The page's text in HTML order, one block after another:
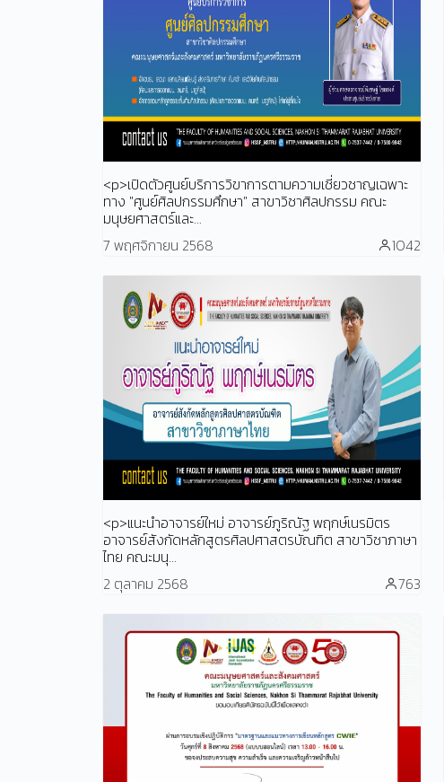
<p>เปิดตัวศูนย์บริการวิขาการตามความเชี่ยวชาญเฉพาะ
ทาง "ศูนย์ศิลปกรรมศึกษา" สาขาวิชาศิลปกรรม คณะ
มนุษยศาสตร์และ...
7 พฤศจิกายน 2568
1042
<p>แนะนำอาจารย์ใหม่ อาจารย์ภูริณัฐ พฤกษ์เนรมิตร
อาจารย์สังกัดหลักสูตรศิลปศาสตรบัณฑิต สาขาวิชาภาษา
ไทย คณะมนุ...
2 ตุลาคม 2568
763